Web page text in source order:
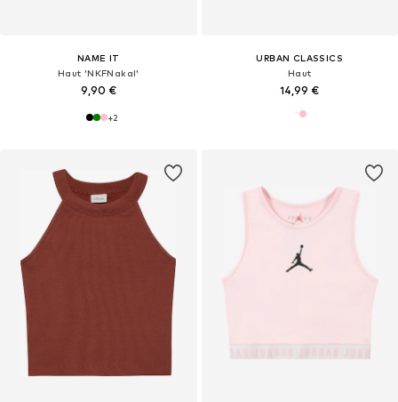
NAME IT
Haut 'NKFNakal'
9,90 €
+2
URBAN CLASSICS
Haut
14,99 €